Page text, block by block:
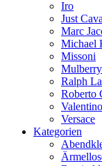
Iro
Just
Marc
Michael
Missoni
Mulberry
Ralph
Roberto
Valentino
Versace
Kategorien